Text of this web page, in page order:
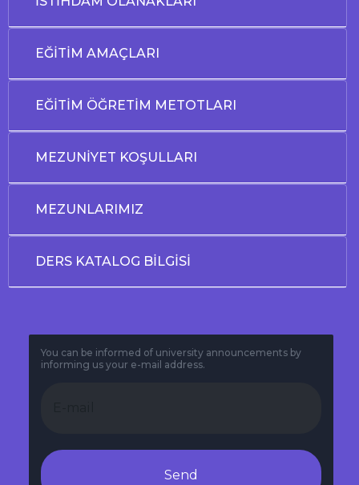
EĞİTİM AMAÇLARI
EĞİTİM ÖĞRETİM METOTLARI
MEZUNİYET KOŞULLARI
MEZUNLARIMIZ
DERS KATALOG BİLGİSİ
You can be informed of university announcements by
informing us your e-mail address.
Send